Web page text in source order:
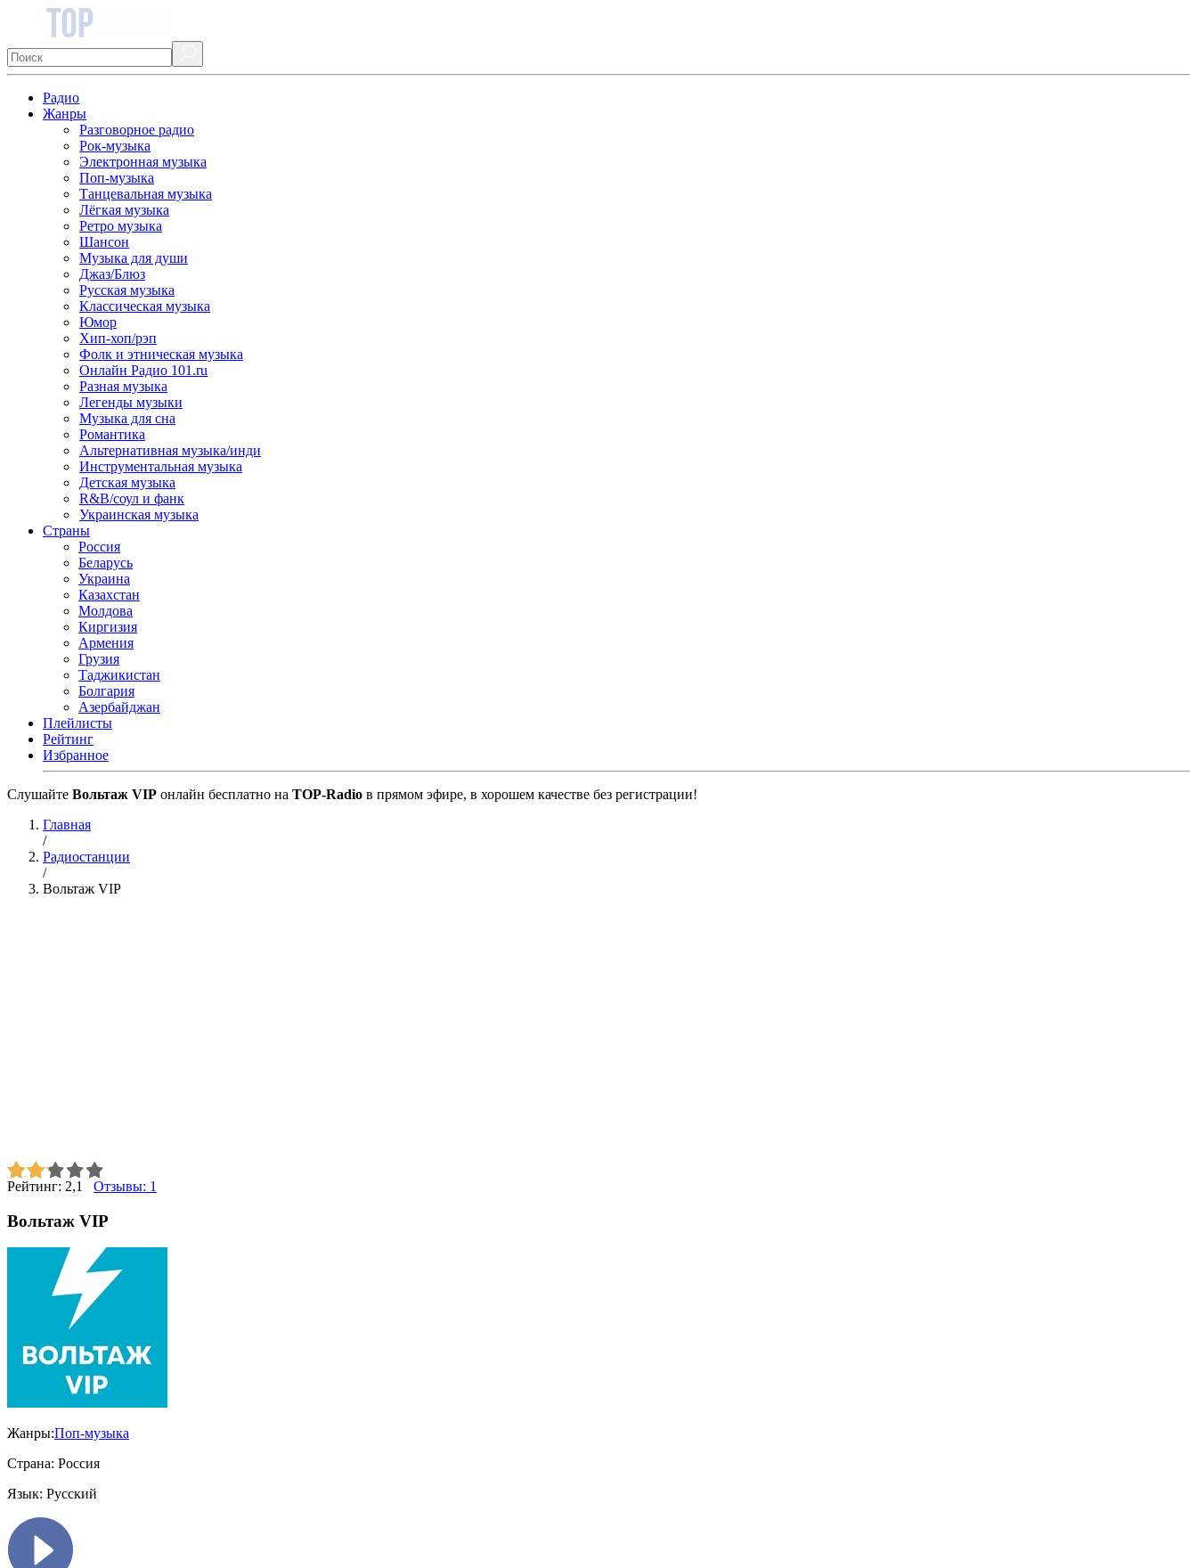
Радио
Жанры
Разговорное радио
Рок-музыка
Электронная музыка
Поп-музыка
Танцевальная музыка
Лёгкая музыка
Ретро музыка
Шансон
Музыка для души
Джаз/Блюз
Русская музыка
Классическая музыка
Юмор
Хип-хоп/рэп
Фолк и этническая музыка
Онлайн Радио 101.ru
Разная музыка
Легенды музыки
Музыка для сна
Романтика
Альтернативная музыка/инди
Инструментальная музыка
Детская музыка
R&B/cоул и фанк
Украинская музыка
Страны
Россия
Беларусь
Украина
Казахстан
Молдова
Киргизия
Армения
Грузия
Таджикистан
Болгария
Азербайджан
Плейлисты
Рейтинг
Избранное
Cлушайте Вольтаж VIP онлайн бесплатно на TOP-Radio в прямом эфире, в хорошем качестве без регистрации!
Главная
/
Радиостанции
/
Вольтаж VIP
Рейтинг: 2,1 Отзывы: 1
Вольтаж VIP
Жанры:Поп-музыка
Страна: Россия
Язык: Русский